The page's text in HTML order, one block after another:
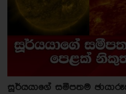
සූර්යයාගේ සමීපතම